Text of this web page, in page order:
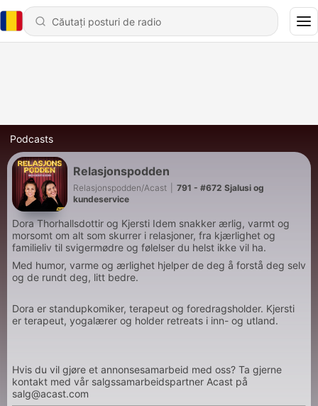
Podcasts
Relasjonspodden
Relasjonspodden/Acast
791 - #672 Sjalusi og
kundeservice
Dora Thorhallsdottir og Kjersti Idem snakker ærlig, varmt og
morsomt om alt som skurrer i relasjoner, fra kjærlighet og
familieliv til svigermødre og følelser du helst ikke vil ha.
Med humor, varme og ærlighet hjelper de deg å forstå deg selv
og de rundt deg, litt bedre.
Dora er standupkomiker, terapeut og foredragsholder. Kjersti
er terapeut, yogalærer og holder retreats i inn- og utland.
Hvis du vil gjøre et annonsesamarbeid med oss? Ta gjerne
kontakt med vår salgssamarbeidspartner Acast på
salg@acast.com